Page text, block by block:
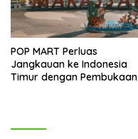
POP MART Perluas
Jangkauan ke Indonesia
Timur dengan Pembukaan